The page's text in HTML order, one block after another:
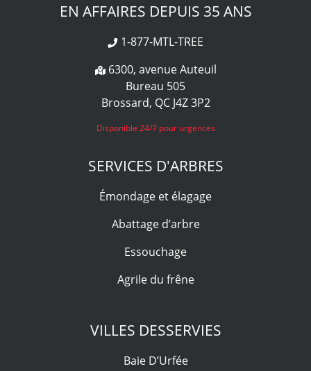
EN AFFAIRES DEPUIS 35 ANS
1-877-MTL-TREE
6300, avenue Auteuil
Bureau 505
Brossard, QC J4Z 3P2
Disponible 24/7 pour urgences
SERVICES D'ARBRES
Émondage et élagage
Abattage d’arbre
Essouchage
Agrile du frêne
VILLES DESSERVIES
Baie D’Urfée